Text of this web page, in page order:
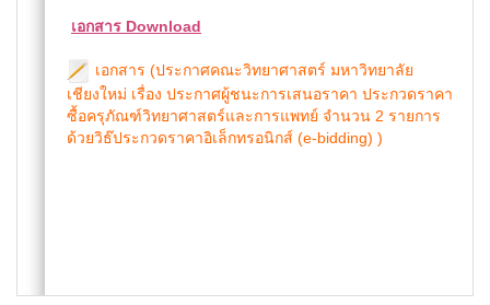
เอกสาร Download
เอกสาร (ประกาศคณะวิทยาศาสตร์ มหาวิทยาลัย
เชียงใหม่ เรื่อง ประกาศผู้ชนะการเสนอราคา ประกวดราคา
ซื้อครุภัณฑ์วิทยาศาสตร์และการแพทย์ จำนวน 2 รายการ
ด้วยวิธ๊ประกวดราคาอิเล็กทรอนิกส์ (e-bidding) )